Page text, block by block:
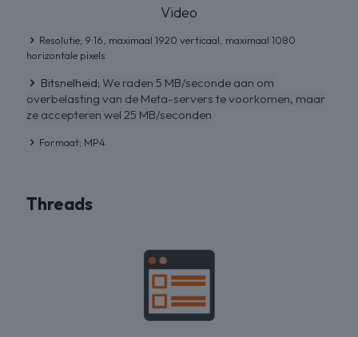
Video
Resolutie; 9:16, maximaal 1920 verticaal, maximaal 1080
horizontale pixels
Bitsnelheid; We raden 5 MB/seconde aan om
overbelasting van de Meta-servers te voorkomen, maar
ze accepteren wel 25 MB/seconden
Formaat; MP4
Threads